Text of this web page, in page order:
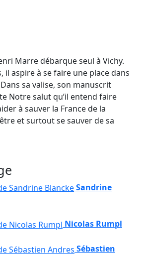
Marre débarque seul à Vichy.
il aspire à se faire une place dans
sa valise, son manuscrit
Notre salut qu’il entend faire
à sauver la France de la
et surtout se sauver de sa
Sandrine
Nicolas Rumpl
Sébastien